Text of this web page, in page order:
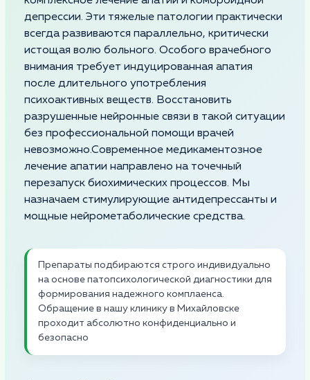
депрессии. Эти тяжелые патологии практически
всегда развиваются параллельно, критически
истощая волю больного. Особого врачебного
внимания требует индуцированная апатия
после длительного употребления
психоактивных веществ. Восстановить
разрушенные нейронные связи в такой ситуации
без профессиональной помощи врачей
невозможно.Современное медикаментозное
лечение апатии направлено на точечный
перезапуск биохимических процессов. Мы
назначаем стимулирующие антидепрессанты и
мощные нейрометаболические средства.
Препараты подбираются строго индивидуально
на основе патопсихологической диагностики для
формирования надежного комплаенса.
Обращение в нашу клинику в Михайловске
проходит абсолютно конфиденциально и
безопасно